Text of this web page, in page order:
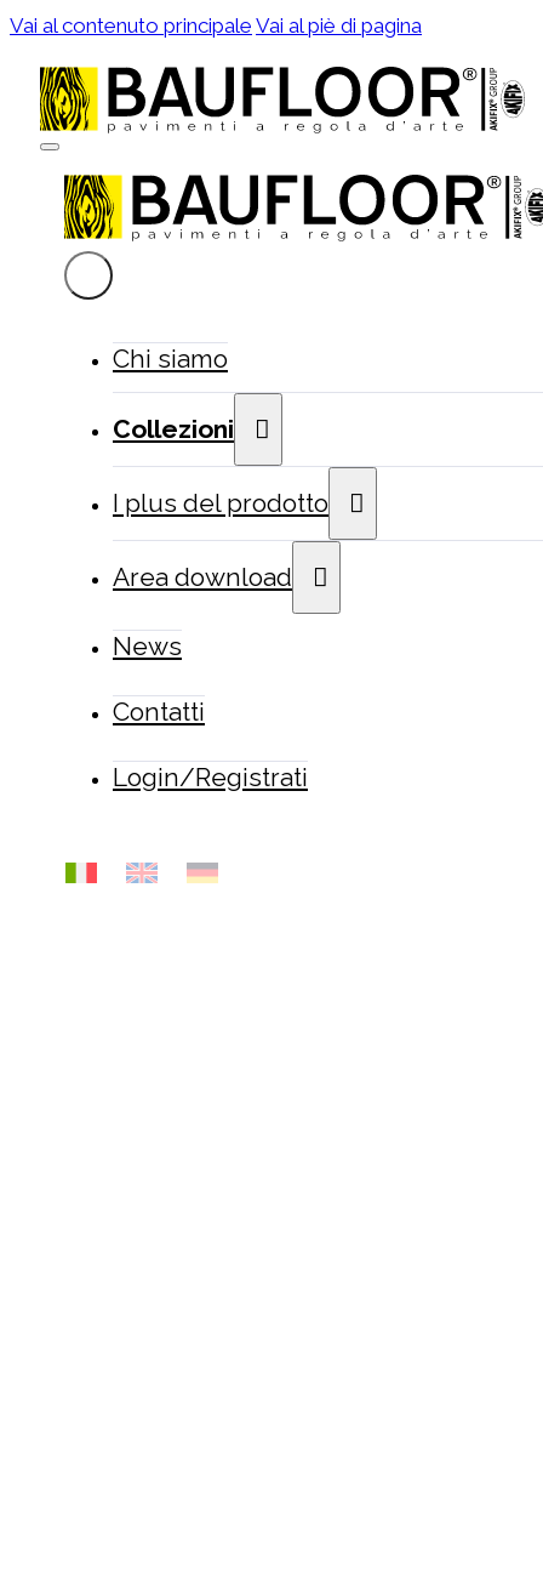
Vai al contenuto principale Vai al piè di pagina
Chi siamo
Collezioni
I plus del prodotto
Area download
News
Contatti
Login/Registrati